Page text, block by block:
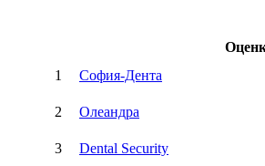
1 София-Дента
2 Олеандра
3 Dental Security